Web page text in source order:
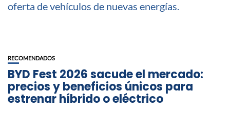
RECOMENDADOS
BYD Fest 2026 sacude el mercado:
precios y beneficios únicos para
estrenar híbrido o eléctrico